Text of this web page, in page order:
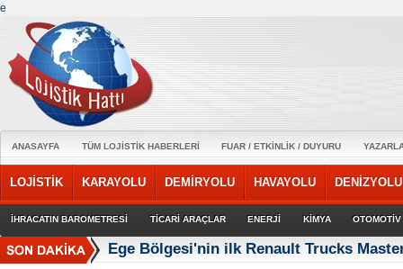
e
ANASAYFA TÜM LOJİSTİK HABERLERİ FUAR / ETKİNLİK / DUYURU
LOJİSTİK KARAYOLU DEMİRYOLU HAVAYOLU DENİZYOLU
İHRACATIN BAROMETRESİ TİCARİ ARAÇLAR ENERJİ KİMYA OTOMOTİV
Ege Bölgesi'nin ilk Renault Trucks